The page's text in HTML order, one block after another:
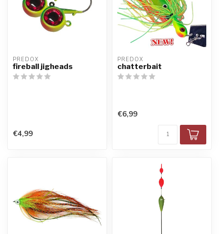
PREDOX
fireball jigheads
€4,99
PREDOX
chatterbait
€6,99